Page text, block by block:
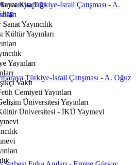
Kitaplığı
Yayıncılık
Kültür Yayınları
Yayınları
Vakfı
Cemiyeti Yayınları
Üniversitesi Yayınları
Üniversitesi - İKÜ Yayınevi
Türkiye-İsrail Çatışması - A. Oğuz